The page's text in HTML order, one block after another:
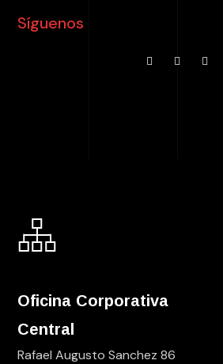
Síguenos
Oficina Corporativa
Central
Rafael Augusto Sanchez 86